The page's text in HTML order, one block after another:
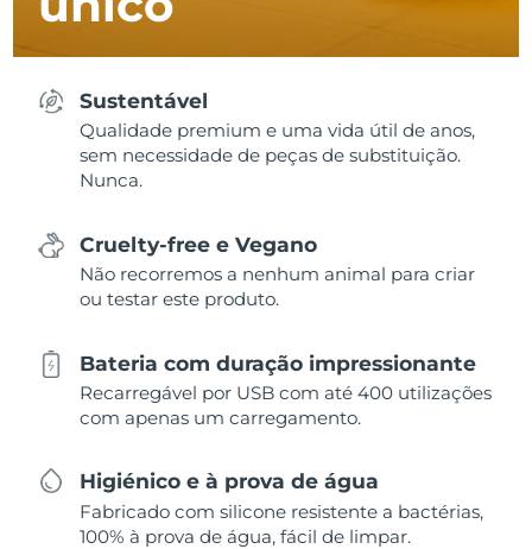
Sustentável
Qualidade premium e uma vida útil de anos,
sem necessidade de peças de substituição.
Nunca.
Cruelty-free e Vegano
Não recorremos a nenhum animal para criar
ou testar este produto.
Bateria com duração impressionante
Recarregável por USB com até 400 utilizações
com apenas um carregamento.
Higiénico e à prova de água
Fabricado com silicone resistente a bactérias,
100% à prova de água, fácil de limpar.